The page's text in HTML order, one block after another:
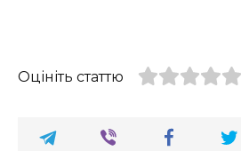
Оцініть статтю